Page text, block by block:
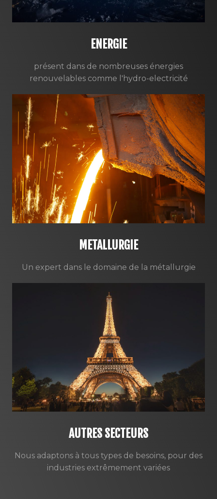
ENERGIE
présent dans de nombreuses énergies
renouvelables comme l'hydro-electricité
METALLURGIE
Un expert dans le domaine de la métallurgie
AUTRES SECTEURS
Nous adaptons à tous types de besoins, pour des
industries extrêmement variées